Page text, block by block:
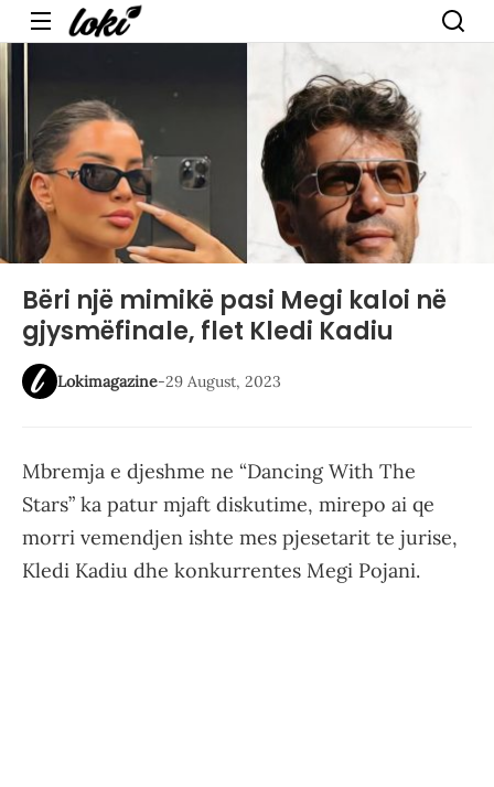
Menu
Bëri një mimikë pasi Megi kaloi në
gjysmëfinale, flet Kledi Kadiu
Lokimagazine-29 August, 2023
Mbremja e djeshme ne “Dancing With The
Stars” ka patur mjaft diskutime, mirepo ai qe
morri vemendjen ishte mes pjesetarit te jurise,
Kledi Kadiu dhe konkurrentes Megi Pojani.